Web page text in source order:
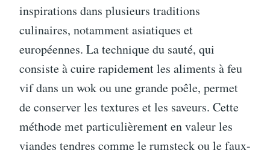
inspirations dans plusieurs traditions
culinaires, notamment asiatiques et
européennes. La technique du sauté, qui
consiste à cuire rapidement les aliments à feu
vif dans un wok ou une grande poêle, permet
de conserver les textures et les saveurs. Cette
méthode met particulièrement en valeur les
viandes tendres comme le rumsteck ou le faux-